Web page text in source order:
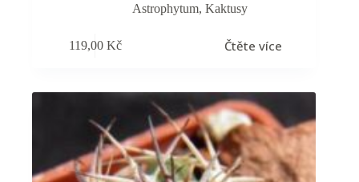
Astrophytum,Kaktusy
119,00 Kč Čtěte více